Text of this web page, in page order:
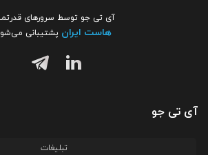
آی تی جو توسط سرورهای
هاست ایران پشتیبانی
آی تی جو
تبلیغات